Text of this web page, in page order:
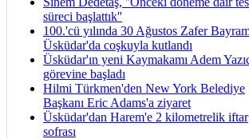
süreci başlattık''
100.'cü yılında 30 Ağustos Zafer
Üsküdar'da coşkuyla kutlandı
Üsküdar'ın yeni Kaymakamı Adem
görevine başladı
Hilmi Türkmen'den New York Belediye
Başkanı Eric Adams'a ziyaret
Üsküdar'dan Harem'e 2 kilometrelik iftar
sofrası